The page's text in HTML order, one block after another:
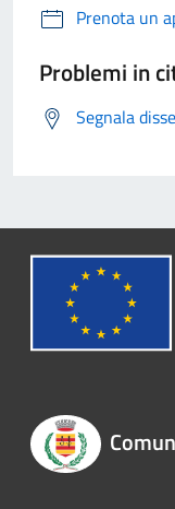
Prenota un
Problemi in
Segnala